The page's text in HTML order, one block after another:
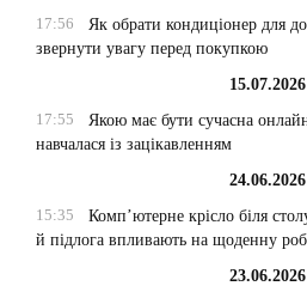
17:56
Як обрати кондиціонер для
звернути увагу перед покупкою
15.07.2026
17:55
Якою має бути сучасна
навчалася із зацікавленням
24.06.2026
15:35
Комп’ютерне крісло біля
й підлога впливають на щоденну
23.06.2026